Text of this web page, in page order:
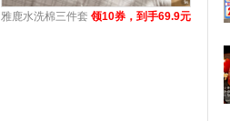
雅鹿水洗棉三件套 领10券，到手69.9元